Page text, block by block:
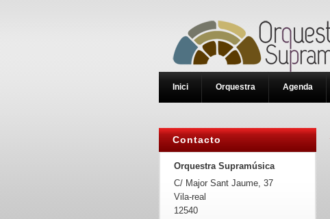
Contacto
Orquestra Supramúsica
C/ Major Sant Jaume, 37
Vila-real
12540
Inici Orquestra Agenda